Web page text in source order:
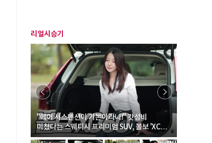
리얼시승기
"에어 서스펜션이 기본이라니!" 갓성비
미쳤다는 스웨디시 프리미엄 SUV, 볼보 'XC60
B5 울트라'